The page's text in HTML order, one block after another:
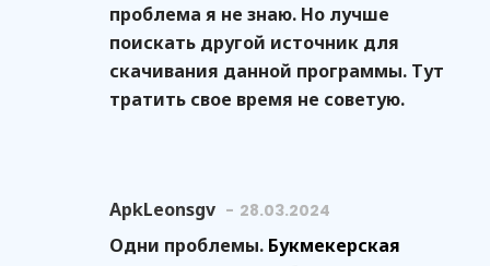
проблема я не знаю. Но лучше
поискать другой источник для
скачивания данной программы. Тут
тратить свое время не советую.
ApkLeonsgv 28.03.2024
Одни проблемы. Букмекерская